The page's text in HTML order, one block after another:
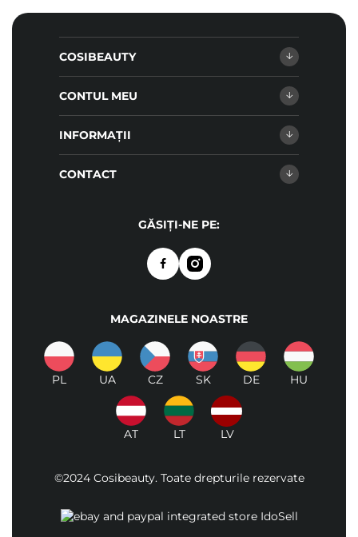
COSIBEAUTY
CONTUL MEU
INFORMAȚII
CONTACT
GĂSIȚI-NE PE:
MAGAZINELE NOASTRE
PL UA CZ SK DE HU
AT LT LV
©2024 Cosibeauty. Toate drepturile rezervate